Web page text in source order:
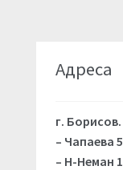
Адреса
г. Борисов.
– Чапаева 5
– Н-Неман 1